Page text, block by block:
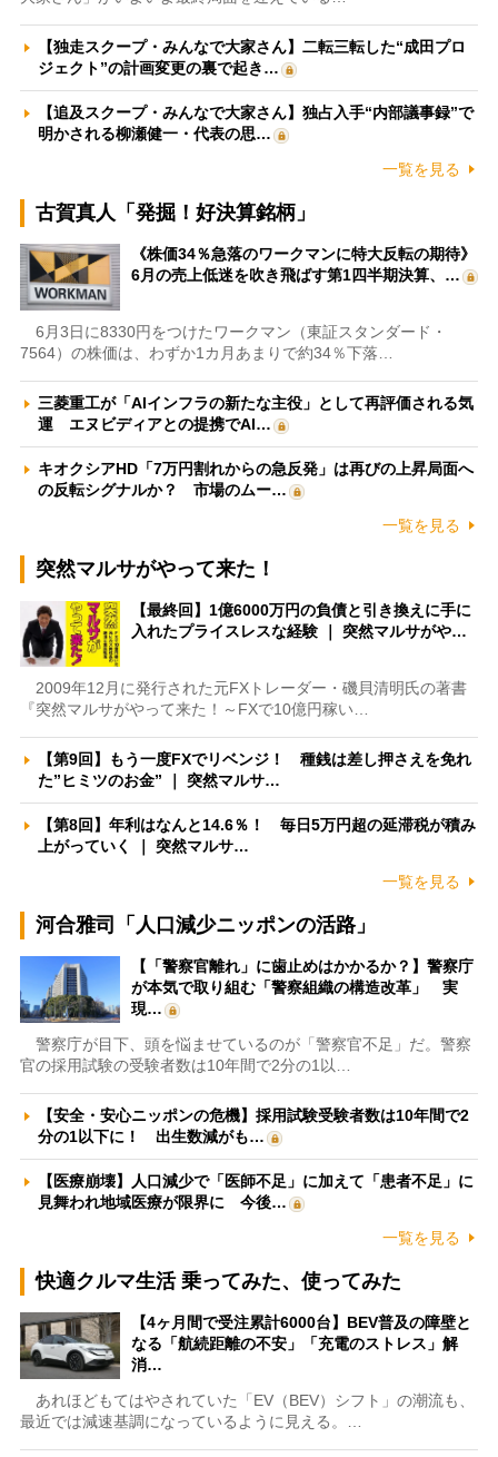
【独走スクープ・みんなで大家さん】二転三転した“成田プロ
ジェクト”の計画変更の裏で起き…
【追及スクープ・みんなで大家さん】独占入手“内部議事録”で
明かされる柳瀬健一・代表の思…
一覧を見る
古賀真人「発掘！好決算銘柄」
《株価34％急落のワークマンに特大反転の期待》
6月の売上低迷を吹き飛ばす第1四半期決算、…
6月3日に8330円をつけたワークマン（東証スタンダード・
7564）の株価は、わずか1カ月あまりで約34％下落…
三菱重工が「AIインフラの新たな主役」として再評価される気
運 エヌビディアとの提携でAI…
キオクシアHD「7万円割れからの急反発」は再びの上昇局面へ
の反転シグナルか？ 市場のムー…
一覧を見る
突然マルサがやって来た！
【最終回】1億6000万円の負債と引き換えに手に
入れたプライスレスな経験 ｜ 突然マルサがや…
2009年12月に発行された元FXトレーダー・磯貝清明氏の著書
『突然マルサがやって来た！～FXで10億円稼い…
【第9回】もう一度FXでリベンジ！ 種銭は差し押さえを免れ
た”ヒミツのお金” ｜ 突然マルサ…
【第8回】年利はなんと14.6％！ 毎日5万円超の延滞税が積み
上がっていく ｜ 突然マルサ…
一覧を見る
河合雅司「人口減少ニッポンの活路」
【「警察官離れ」に歯止めはかかるか？】警察庁
が本気で取り組む「警察組織の構造改革」 実
現…
警察庁が目下、頭を悩ませているのが「警察官不足」だ。警察
官の採用試験の受験者数は10年間で2分の1以…
【安全・安心ニッポンの危機】採用試験受験者数は10年間で2
分の1以下に！ 出生数減がも…
【医療崩壊】人口減少で「医師不足」に加えて「患者不足」に
見舞われ地域医療が限界に 今後…
一覧を見る
快適クルマ生活 乗ってみた、使ってみた
【4ヶ月間で受注累計6000台】BEV普及の障壁と
なる「航続距離の不安」「充電のストレス」解
消…
あれほどもてはやされていた「EV（BEV）シフト」の潮流も、
最近では減速基調になっているように見える。…